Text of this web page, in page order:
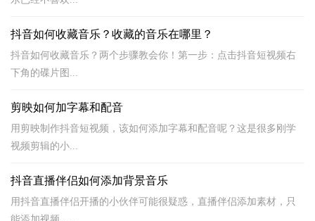
抖音如何收藏音乐？收藏的音乐在哪里？
抖音如何收藏音乐？两个步骤教会你！第一步：点击抖音短视频右
下角的碟片图...
剪映如何加字幕和配音
用剪映制作抖音短视频，该如何添加字幕和配音呢？这是很多刚学
视频剪辑的小...
抖音直播伴侣如何添加背景音乐
用抖音直播伴侣开播的小伙伴可能很疑惑，直播伴侣添加素材，只